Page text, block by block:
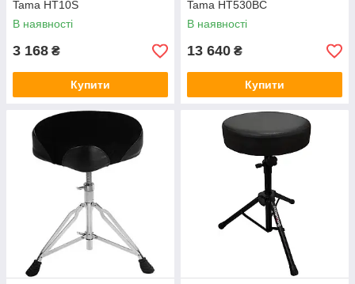
Tama HT10S
В наявності
3 168 ₴
Купити
Tama HT530BC
В наявності
13 640 ₴
Купити